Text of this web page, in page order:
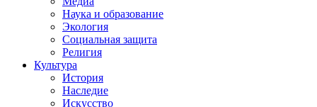
Наука и образование
Экология
Социальная защита
Религия
Культура
История
Наследие
Искусство